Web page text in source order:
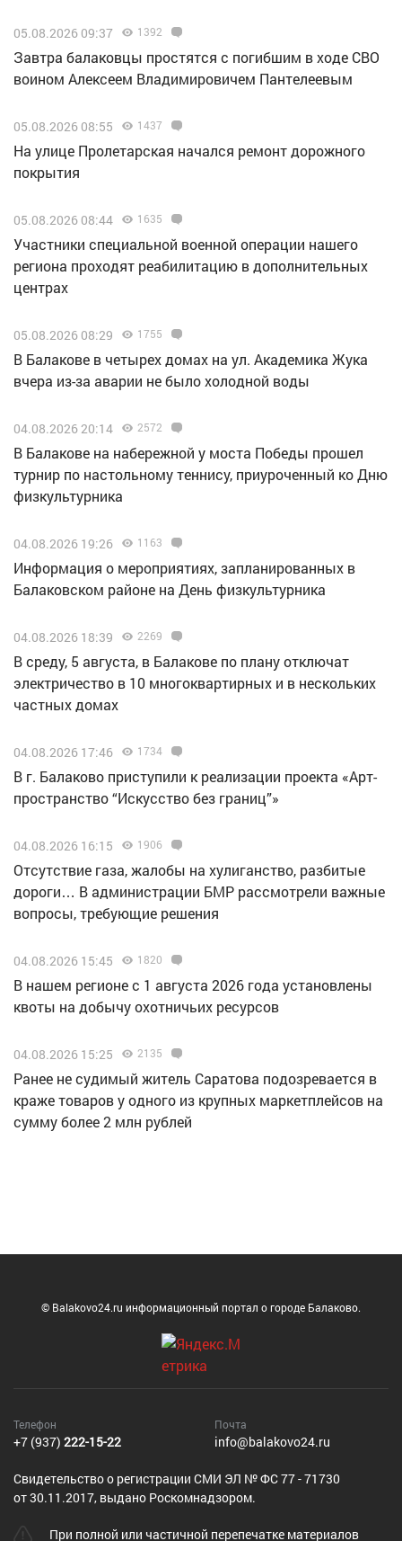
05.08.2026 09:37 1392
Завтра балаковцы простятся с погибшим в ходе СВО
воином Алексеем Владимировичем Пантелеевым
05.08.2026 08:55 1437
На улице Пролетарская начался ремонт дорожного
покрытия
05.08.2026 08:44 1635
Участники специальной военной операции нашего
региона проходят реабилитацию в дополнительных
центрах
05.08.2026 08:29 1755
В Балакове в четырех домах на ул. Академика Жука
вчера из-за аварии не было холодной воды
04.08.2026 20:14 2572
В Балакове на набережной у моста Победы прошел
турнир по настольному теннису, приуроченный ко Дню
физкультурника
04.08.2026 19:26 1163
Информация о мероприятиях, запланированных в
Балаковском районе на День физкультурника
04.08.2026 18:39 2269
В среду, 5 августа, в Балакове по плану отключат
электричество в 10 многоквартирных и в нескольких
частных домах
04.08.2026 17:46 1734
В г. Балаково приступили к реализации проекта «Арт-
пространство “Искусство без границ”»
04.08.2026 16:15 1906
Отсутствие газа, жалобы на хулиганство, разбитые
дороги… В администрации БМР рассмотрели важные
вопросы, требующие решения
04.08.2026 15:45 1820
В нашем регионе с 1 августа 2026 года установлены
квоты на добычу охотничьих ресурсов
04.08.2026 15:25 2135
Ранее не судимый житель Саратова подозревается в
краже товаров у одного из крупных маркетплейсов на
сумму более 2 млн рублей
© Balakovo24.ru информационный портал о городе Балаково.
Телефон
+7 (937) 222-15-22
Почта
info@balakovo24.ru
Cвидетельство о регистрации СМИ ЭЛ № ФС 77 - 71730
от 30.11.2017, выдано Роскомнадзором.
При полной или частичной перепечатке материалов